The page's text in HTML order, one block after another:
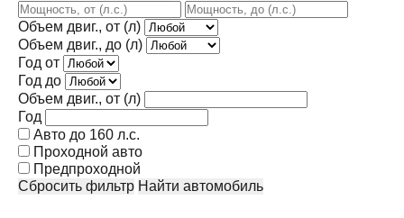
Объем двиг., от (л)
Объем двиг., до (л)
Год от
Год до
Объем двиг., от (л)
Год
Авто до 160 л.с.
Проходной авто
Предпроходной
Сбросить фильтр
Найти автомобиль